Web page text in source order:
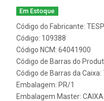
Em Estoque
Código do Fabricante:
Código: 109388
Código NCM: 64041900
Código de Barras do
Código de Barras da
Embalagem: PR/1
Embalagem Master: CAIXA